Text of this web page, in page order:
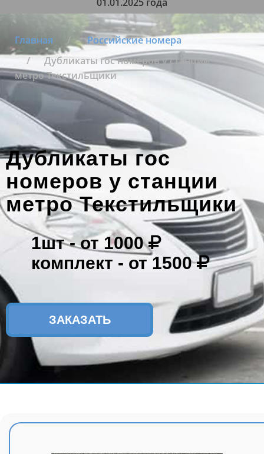
Главная
Российские номера
Дубликаты гос номеров у станции
метро Текстильщики
Дубликаты гос
номеров у станции
метро Текстильщики
1шт -от 1000
комплект - от 1500
ЗАКАЗАТЬ